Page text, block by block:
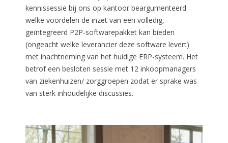
kennissessie bij ons op kantoor beargumenteerd
welke voordelen de inzet van een volledig,
geïntegreerd P2P-softwarepakket kan bieden
(ongeacht welke leverancier deze software levert)
met inachtneming van het huidige ERP-systeem. Het
betrof een besloten sessie met 12 inkoopmanagers
van ziekenhuizen/ zorggroepen zodat er sprake was
van sterk inhoudelijke discussies.